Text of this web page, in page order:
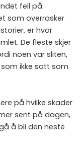
feil på
som overrasker
er hvor
De fleste skjer
noen var sliten,
ikke satt som
på hvilke skader
sent på dagen,
å bli den neste